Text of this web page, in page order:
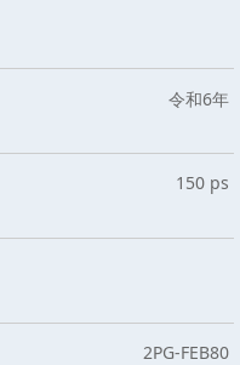
令和6年
150 ps
2PG-FEB80